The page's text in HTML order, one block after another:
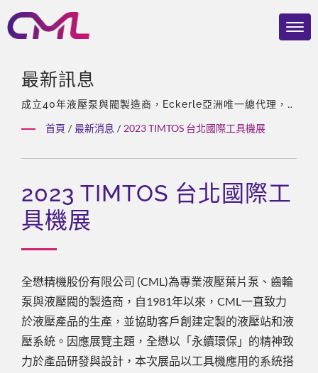
最新訊息
成立40年液壓泵與閥製造商，Eckerle亞洲唯一總代理，
擁有經驗豐富的團隊、多樣化及客製化的產品。
首頁 / 最新消息 / 2023 TIMTOS 台北國際工具機展
2023 TIMTOS 台北國際工
具機展
全懋精機股份有限公司 (CML)為專業液壓葉片泵、齒輪
泵與液壓閥的製造商，自1981年以來，CML一直致力
於液壓產品的生產，並協助客戶創建定製的液壓站和液
壓系統。因應展覽主題，全懋以「永續環保」的精神致
力於產品研發與設計，本次展品以工具機應用的系統搭